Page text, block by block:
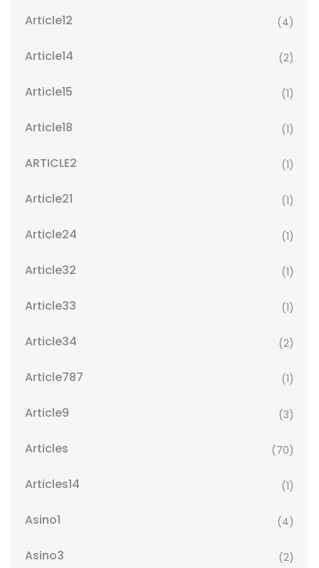
Article12 (4)
Article14 (2)
Article15 (1)
Article18 (1)
ARTICLE2 (1)
Article21 (1)
Article24 (1)
Article32 (1)
Article33 (1)
Article34 (2)
Article787 (1)
Article9 (3)
Articles (70)
Articles14 (1)
Asino1 (4)
Asino3 (2)